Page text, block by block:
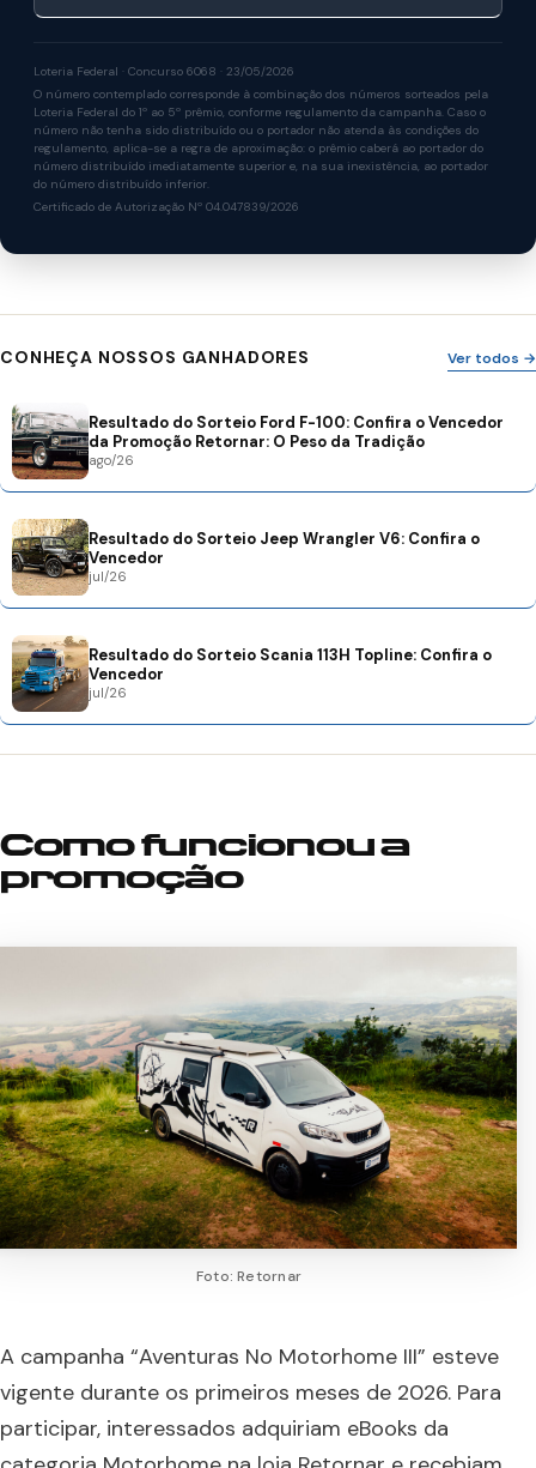
Loteria Federal · Concurso 6068 · 23/05/2026
O número contemplado corresponde à combinação dos números sorteados pela
Loteria Federal do 1º ao 5º prêmio, conforme regulamento da campanha. Caso o
número não tenha sido distribuído ou o portador não atenda às condições do
regulamento, aplica-se a regra de aproximação: o prêmio caberá ao portador do
número distribuído imediatamente superior e, na sua inexistência, ao portador
do número distribuído inferior.
Certificado de Autorização Nº 04.047839/2026
CONHEÇA NOSSOS GANHADORES Ver todos →
Resultado do Sorteio Ford F-100: Confira o Vencedor
da Promoção Retornar: O Peso da Tradição
ago/26
Resultado do Sorteio Jeep Wrangler V6: Confira o
Vencedor
jul/26
Resultado do Sorteio Scania 113H Topline: Confira o
Vencedor
jul/26
Como funcionou a
promoção
Foto: Retornar
A campanha “Aventuras No Motorhome III” esteve
vigente durante os primeiros meses de 2026. Para
participar, interessados adquiriam eBooks da